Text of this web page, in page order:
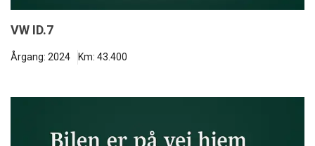
VW ID.7
Årgang: 2024 Km: 43.400